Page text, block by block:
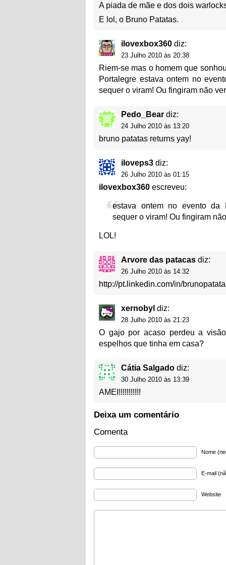
A piada de mãe e dos dois
E lol, o Bruno Patatas.
ilovexbox360 diz:
23 Julho 2010 às 20:38
Riem-se mas o homem que
Portalegre estava ontem no
sequer o viram! Ou fingiram não
Pedo_Bear diz:
24 Julho 2010 às 13:20
bruno patatas returns yay!
iloveps3 diz:
26 Julho 2010 às 01:15
ilovexbox360 escreveu:
estava ontem no evento da
sequer o viram! Ou fingiram
LOL!
Arvore das patacas diz:
26 Julho 2010 às 14:32
http://pt.linkedin.com/in/
xernobyl diz:
28 Julho 2010 às 21:23
O gajo por acaso perdeu a
espelhos que tinha em casa?
Cátia Salgado diz:
30 Julho 2010 às 13:39
AMEI!!!!!!!!!!!
Deixa um comentário
Comenta
Nome
E-mail
Website